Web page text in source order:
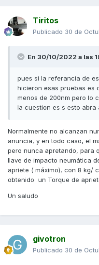
Tiritos
Publicado 30 de
En 30/10/2022 a las
pues si la referancia de
hicieron esas pruebas es
menos de 200nm pero lo
la cuestion es s esto abra
Normalmente no alcanzan
anuncia, y en todo caso, el
pero nunca apretando, para
llave de impacto neumática
apriete ( máximo), con 8 kg/
obtenido un Torque de
Un saludo
givotron
Publicado 30 de